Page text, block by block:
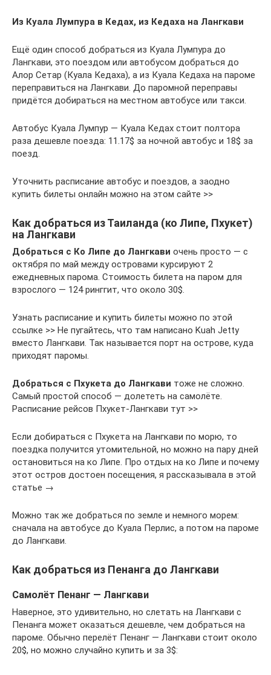
Из Куала Лумпура в Кедах, из Кедаха на Лангкави
Ещё один способ добраться из Куала Лумпура до
Лангкави, это поездом или автобусом добраться до
Алор Сетар (Куала Кедаха), а из Куала Кедаха на пароме
переправиться на Лангкави. До паромной переправы
придётся добираться на местном автобусе или такси.
Автобус Куала Лумпур — Куала Кедах стоит полтора
раза дешевле поезда: 11.17$ за ночной автобус и 18$ за
поезд.
Уточнить расписание автобус и поездов, а заодно
купить билеты онлайн можно на этом сайте >>
Как добраться из Таиланда (ко Липе, Пхукет)
на Лангкави
Добраться с Ко Липе до Лангкави очень просто — с
октября по май между островами курсируют 2
ежедневных парома. Стоимость билета на паром для
взрослого — 124 ринггит, что около 30$.
Узнать расписание и купить билеты можно по этой
ссылке >> Не пугайтесь, что там написано Kuah Jetty
вместо Лангкави. Так называется порт на острове, куда
приходят паромы.
Добраться с Пхукета до Лангкави тоже не сложно.
Самый простой способ — долететь на самолёте.
Расписание рейсов Пхукет-Лангкави тут >>
Если добираться с Пхукета на Лангкави по морю, то
поездка получится утомительной, но можно на пару дней
остановиться на ко Липе. Про отдых на ко Липе и почему
этот остров достоен посещения, я рассказывала в этой
статье →
Можно так же добраться по земле и немного морем:
сначала на автобусе до Куала Перлис, а потом на пароме
до Лангкави.
Как добраться из Пенанга до Лангкави
Самолёт Пенанг — Лангкави
Наверное, это удивительно, но слетать на Лангкави с
Пенанга может оказаться дешевле, чем добраться на
пароме. Обычно перелёт Пенанг — Лангкави стоит около
20$, но можно случайно купить и за 3$: